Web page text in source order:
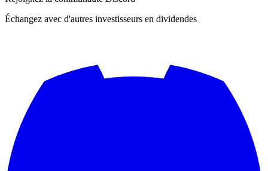
Échangez avec d'autres investisseurs en dividendes